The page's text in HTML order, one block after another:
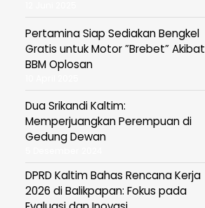
Pertamina Siap Sediakan Bengkel
Gratis untuk Motor ”Brebet” Akibat
BBM Oplosan
Dua Srikandi Kaltim:
Memperjuangkan Perempuan di
Gedung Dewan
DPRD Kaltim Bahas Rencana Kerja
2026 di Balikpapan: Fokus pada